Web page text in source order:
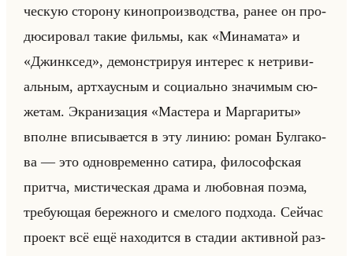
че­скую сто­ро­ну ки­но­про­из­вод­ства, ранее он про­
дю­си­ро­вал такие фильмы, как «Минамата» и
«Джинксед», де­мон­стри­руя ин­те­рес к нетри­ви­
альным, арт­ха­ус­ным и со­ци­ально зна­чи­мым сю­
же­там. Экра­ни­за­ция «Мастера и Маргариты»
вполне впи­сы­ва­ет­ся в эту линию: роман Бул­га­ко­
ва — это од­но­вре­мен­но са­ти­ра, фи­ло­соф­ская
прит­ча, ми­сти­че­ская драма и лю­бов­ная поэма,
тре­бу­ющая бе­реж­но­го и сме­ло­го под­хо­да. Сейчас
про­ект всё ещё на­хо­дит­ся в ста­дии ак­тив­ной раз­